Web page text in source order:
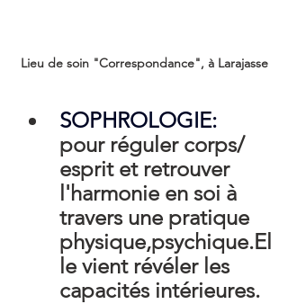
Lieu de soin "Correspondance", à Larajasse
SOPHROLOGIE:
pour réguler corps/
esprit et retrouver
l'harmonie en soi à
travers une pratique
physique,psychique.El
le vient révéler les
capacités intérieures.